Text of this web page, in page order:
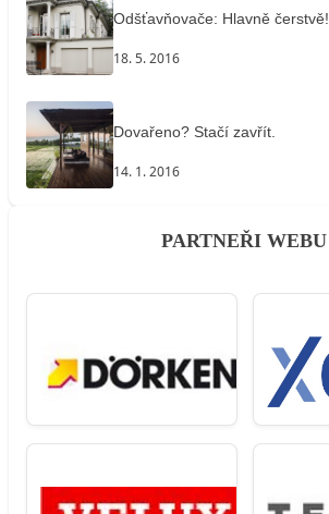
Odšťavňovače: Hlavně čerstvě!
18. 5. 2016
Dovařeno? Stačí zavřít.
14. 1. 2016
PARTNEŘI WEBU